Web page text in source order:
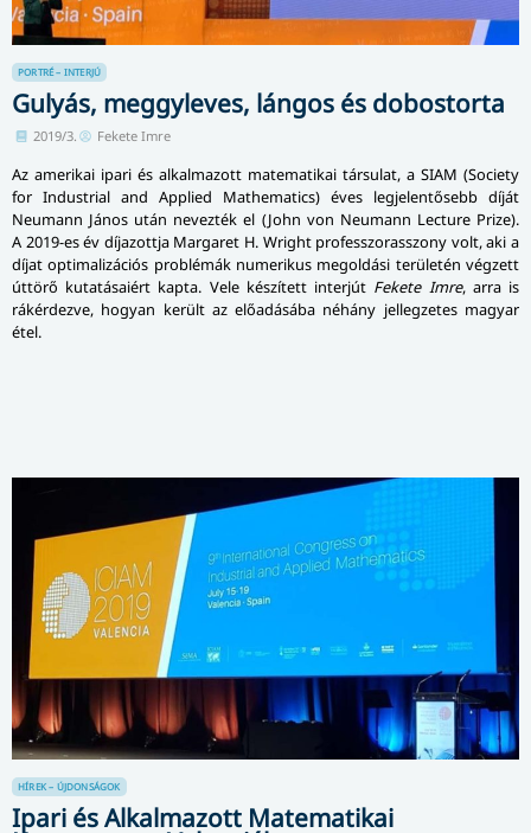
PORTRÉ – INTERJÚ
Gulyás, meggyleves, lángos és dobostorta
2019/3. Fekete Imre
Az amerikai ipari és alkalmazott matematikai társulat, a SIAM (Society
for Industrial and Applied Mathematics) éves legjelentősebb díját
Neumann János után nevezték el (John von Neumann Lecture Prize).
A 2019-es év díjazottja Margaret H. Wright professzorasszony volt, aki a
díjat optimalizációs problémák numerikus megoldási területén végzett
úttörő kutatásaiért kapta. Vele készített interjút Fekete Imre, arra is
rákérdezve, hogyan került az előadásába néhány jellegzetes magyar
étel.
HÍREK – ÚJDONSÁGOK
Ipari és Alkalmazott Matematikai